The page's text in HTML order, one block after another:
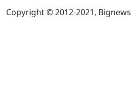
Copyright © 2012-2021, Bignews